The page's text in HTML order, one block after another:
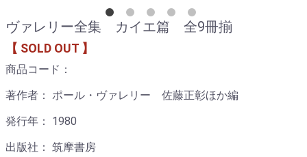
ヴァレリー全集 カイエ篇 全9冊揃
【 SOLD OUT 】
商品コード：
著作者： ポール・ヴァレリー 佐藤正彰ほか編
発行年： 1980
出版社： 筑摩書房